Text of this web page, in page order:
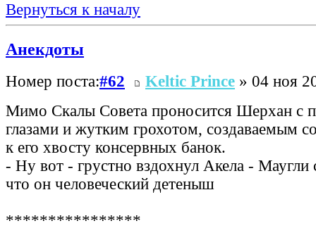
Вернуться к началу
Анекдоты
Номер поста:#62 Keltic Prince » 04 ноя
Мимо Скалы Совета проносится Шерхан с
глазами и жутким грохотом, создаваемым
к его хвосту консервных банок.
- Ну вот - грустно вздохнул Акела - Маугли
что он человеческий детеныш
****************